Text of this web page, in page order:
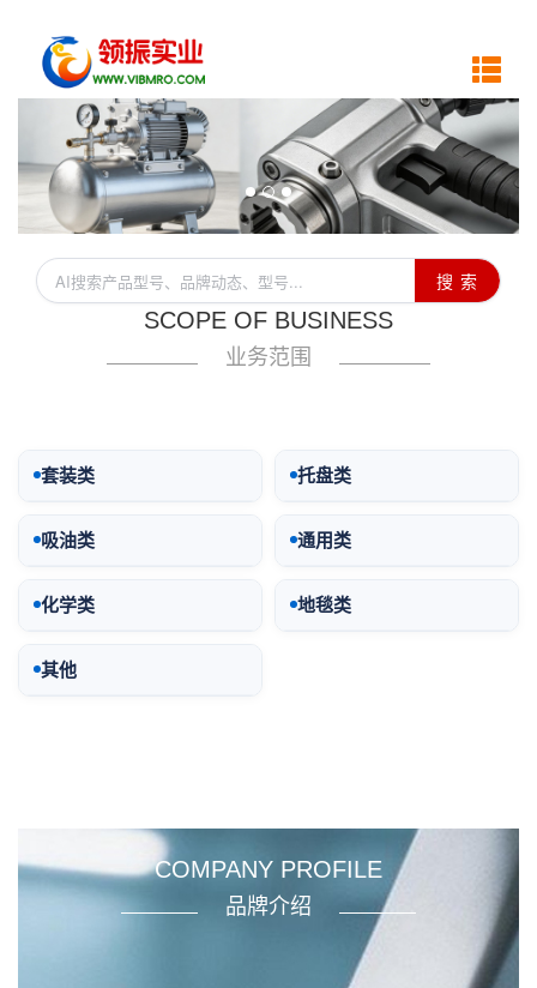
搜 索
SCOPE OF BUSINESS
业务范围
套装类 托盘类
吸油类 通用类
化学类 地毯类
其他
COMPANY PROFILE
品牌介绍